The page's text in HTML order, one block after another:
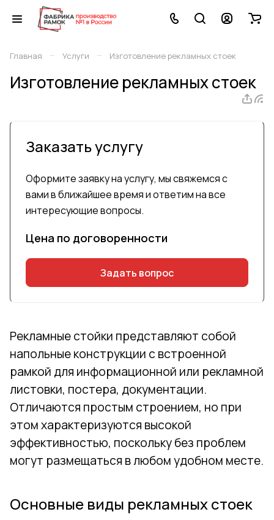
Главная – Услуги – Изготовление рекламных стоек
Изготовление рекламных стоек
Заказать услугу
Оформите заявку на услугу, мы свяжемся с
вами в ближайшее время и ответим на все
интересующие вопросы.
Цена по договоренности
Задать вопрос
Рекламные стойки представляют собой
напольные конструкции с встроенной
рамкой для информационной или рекламной
листовки, постера, документации.
Отличаются простым строением, но при
этом характеризуются высокой
эффективностью, поскольку без проблем
могут размещаться в любом удобном месте.
Основные виды рекламных стоек